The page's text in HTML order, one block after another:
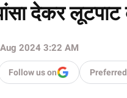
देकर लूटपाट
2024 3:22 AM
Follow us on